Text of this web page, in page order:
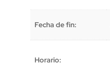
Fecha de fin:
Horario: